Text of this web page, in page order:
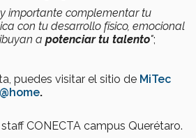
importante complementar tu
con tu desarrollo físico, emocional
a potenciar tu talento";
puedes visitar el sitio de MiTec
.
CONECTA campus Querétaro.